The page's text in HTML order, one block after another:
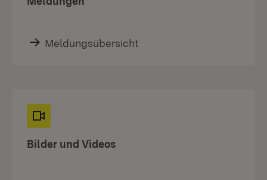
Meldungsübersicht
Bilder und Videos